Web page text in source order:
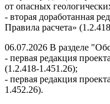
от опасных
- вторая доработанная
Правила расчета»
06.07.2026 В разделе
- первая редакция
(1.2.418-1.451.26);
- первая редакция
1.452.26).